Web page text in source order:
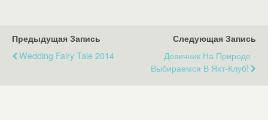
Предыдущая Запись
Wedding Fairy Tale 2014
Следующая Запись
Девичник На Природе -
Выбираемся В Яхт-Клуб!